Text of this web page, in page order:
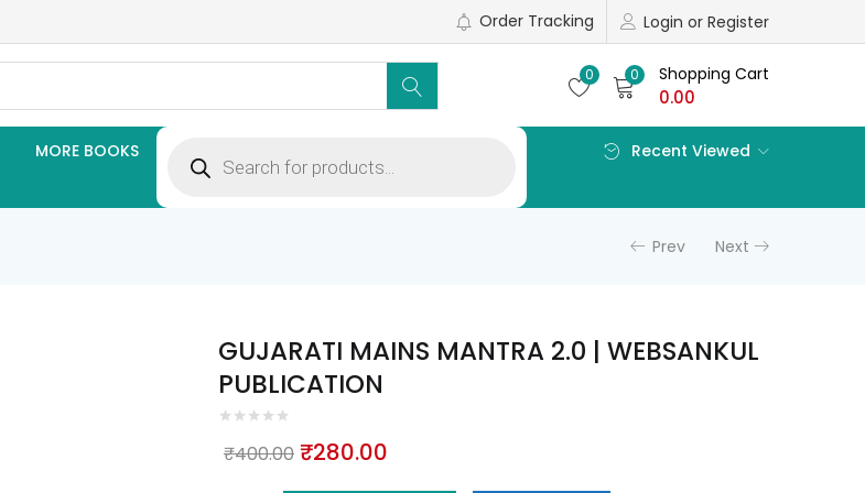
Login or Register
Order Tracking
0 0 Shopping Cart
0.00
MORE BOOKS search Recent Viewed
Prev Next
GUJARATI MAINS MANTRA 2.0 | WEBSANKUL
PUBLICATION
₹400.00 Original
₹280.00